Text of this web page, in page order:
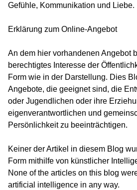
Gefühle, Kommunikation und Liebe.
Erklärung zum Online-Angebot
An dem hier vorhandenen Angebot
berechtigtes Interesse der
Form wie in der Darstellung. Dies
Angebote, die geeignet sind, die
oder Jugendlichen oder ihre
eigenverantwortlichen und
Persönlichkeit zu beeinträchtigen.
Keiner der Artikel in diesem Blog
Form mithilfe von künstlicher
None of the articles on this blog
artificial intelligence in any way.